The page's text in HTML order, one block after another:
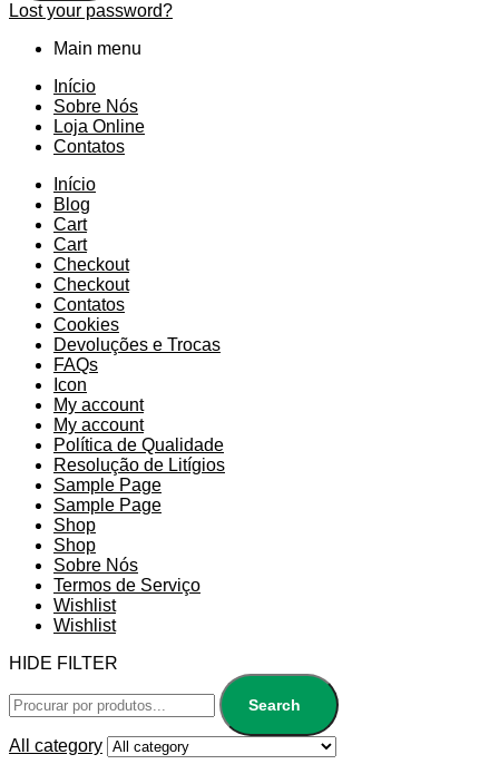
Lost your password?
Main menu
Início
Sobre Nós
Loja Online
Contatos
Início
Blog
Cart
Cart
Checkout
Checkout
Contatos
Cookies
Devoluções e Trocas
FAQs
Icon
My account
My account
Política de Qualidade
Resolução de Litígios
Sample Page
Sample Page
Shop
Shop
Sobre Nós
Termos de Serviço
Wishlist
Wishlist
HIDE FILTER
Search
All category